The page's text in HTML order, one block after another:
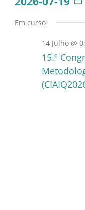
Eventos
for
Julho
a
Em curso
15.º
14 Julho @